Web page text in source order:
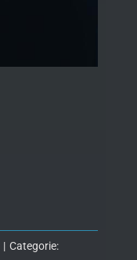
| Categorie: